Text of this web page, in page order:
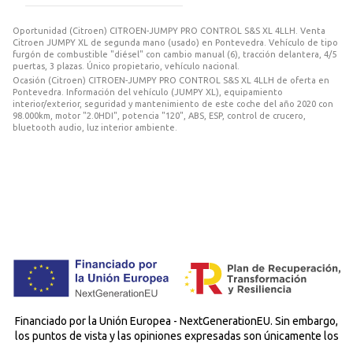
Oportunidad (Citroen) CITROEN-JUMPY PRO CONTROL S&S XL 4LLH. Venta
Citroen JUMPY XL de segunda mano (usado) en Pontevedra. Vehículo de tipo
furgón de combustible "diésel" con cambio manual (6), tracción delantera, 4/5
puertas, 3 plazas. Único propietario, vehículo nacional.
Ocasión (Citroen) CITROEN-JUMPY PRO CONTROL S&S XL 4LLH de oferta en
Pontevedra. Información del vehículo (JUMPY XL), equipamiento
interior/exterior, seguridad y mantenimiento de este coche del año 2020 con
98.000km, motor "2.0HDI", potencia "120", ABS, ESP, control de crucero,
bluetooth audio, luz interior ambiente.
Financiado por la Unión Europea - NextGenerationEU. Sin embargo,
los puntos de vista y las opiniones expresadas son únicamente los